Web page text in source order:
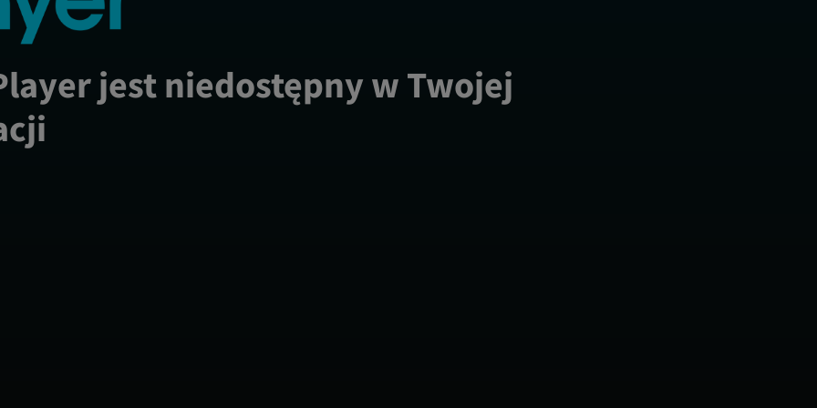
jest niedostępny w Twojej